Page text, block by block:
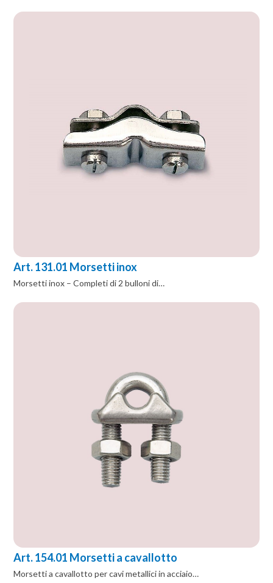
Art. 131.01 Morsetti inox
Morsetti inox – Completi di 2 bulloni di…
Art. 154.01 Morsetti a cavallotto
Morsetti a cavallotto per cavi metallici in acciaio…